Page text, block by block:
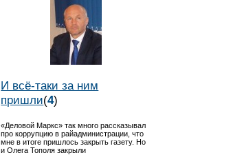
И всё-таки за ним
пришли(4)
«Деловой Маркс» так много рассказывал
про коррупцию в райадминистрации, что
мне в итоге пришлось закрыть газету. Но
и Олега Тополя закрыли